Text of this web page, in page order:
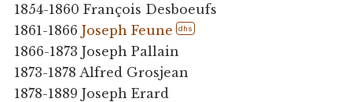
1854-1860 François Desboeufs
1861-1866 Joseph Feune dhs
1866-1873 Joseph Pallain
1873-1878 Alfred Grosjean
1878-1889 Joseph Erard